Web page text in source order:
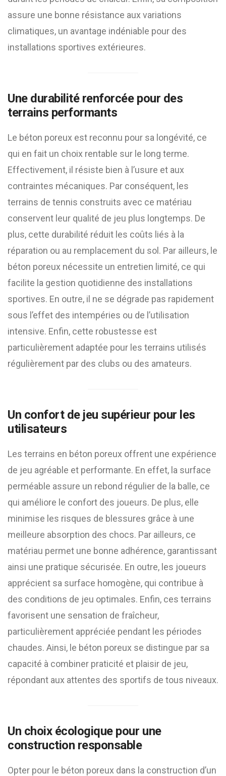
assure une bonne résistance aux variations
climatiques, un avantage indéniable pour des
installations sportives extérieures.
Une durabilité renforcée pour des
terrains performants
Le béton poreux est reconnu pour sa longévité, ce
qui en fait un choix rentable sur le long terme.
Effectivement, il résiste bien à l’usure et aux
contraintes mécaniques. Par conséquent, les
terrains de tennis construits avec ce matériau
conservent leur qualité de jeu plus longtemps. De
plus, cette durabilité réduit les coûts liés à la
réparation ou au remplacement du sol. Par ailleurs, le
béton poreux nécessite un entretien limité, ce qui
facilite la gestion quotidienne des installations
sportives. En outre, il ne se dégrade pas rapidement
sous l’effet des intempéries ou de l’utilisation
intensive. Enfin, cette robustesse est
particulièrement adaptée pour les terrains utilisés
régulièrement par des clubs ou des amateurs.
Un confort de jeu supérieur pour les
utilisateurs
Les terrains en béton poreux offrent une expérience
de jeu agréable et performante. En effet, la surface
perméable assure un rebond régulier de la balle, ce
qui améliore le confort des joueurs. De plus, elle
minimise les risques de blessures grâce à une
meilleure absorption des chocs. Par ailleurs, ce
matériau permet une bonne adhérence, garantissant
ainsi une pratique sécurisée. En outre, les joueurs
apprécient sa surface homogène, qui contribue à
des conditions de jeu optimales. Enfin, ces terrains
favorisent une sensation de fraîcheur,
particulièrement appréciée pendant les périodes
chaudes. Ainsi, le béton poreux se distingue par sa
capacité à combiner praticité et plaisir de jeu,
répondant aux attentes des sportifs de tous niveaux.
Un choix écologique pour une
construction responsable
Opter pour le béton poreux dans la construction d’un